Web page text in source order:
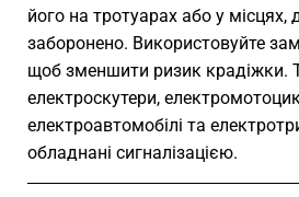
його на тротуарах або у місцях,
заборонено. Використовуйте
щоб зменшити ризик крадіжки.
електроскутери,
електроавтомобілі та
обладнані сигналізацією.